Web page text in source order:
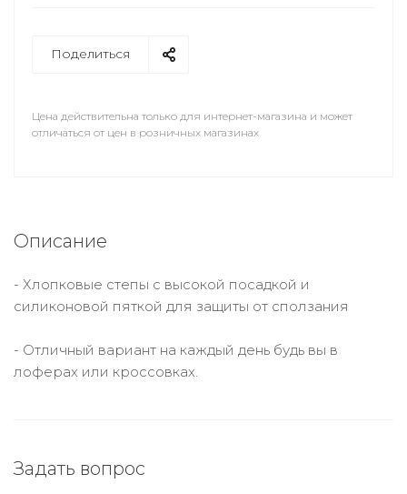
Поделиться
Цена действительна только для интернет-магазина и может
отличаться от цен в розничных магазинах
Описание
- Хлопковые степы с высокой посадкой и
силиконовой пяткой для защиты от сползания
- Отличный вариант на каждый день будь вы в
лоферах или кроссовках.
Задать вопрос